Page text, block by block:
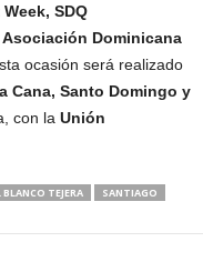
, SDQ
Asociación Dominicana
ocasión será realizado
Cana, Santo Domingo y
con la Unión
BLANCO TEJERA
SANTIAGO